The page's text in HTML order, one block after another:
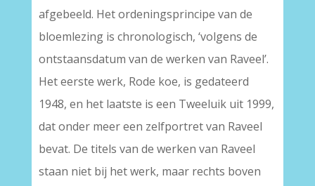
afgebeeld. Het ordeningsprincipe van de
bloemlezing is chronologisch, ‘volgens de
ontstaansdatum van de werken van Raveel’.
Het eerste werk, Rode koe, is gedateerd
1948, en het laatste is een Tweeluik uit 1999,
dat onder meer een zelfportret van Raveel
bevat. De titels van de werken van Raveel
staan niet bij het werk, maar rechts boven